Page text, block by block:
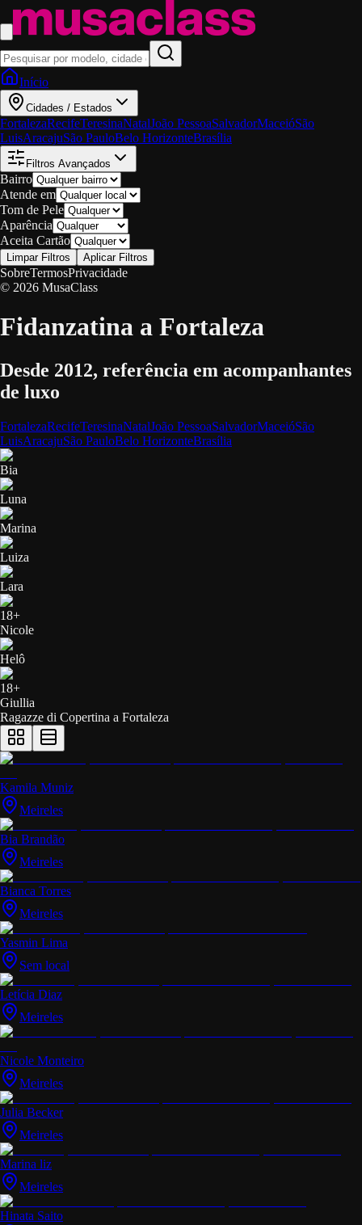
Início
Cidades / Estados
FortalezaRecifeTeresinaNatalJoão PessoaSalvadorMaceióSão
LuisAracajuSão PauloBelo HorizonteBrasília
Filtros Avançados
Bairro
Atende em
Tom de Pele
Aparência
Aceita Cartão
Limpar Filtros Aplicar Filtros
SobreTermosPrivacidade
© 2026 MusaClass
Fidanzatina a Fortaleza
Desde 2012, referência em acompanhantes
de luxo
FortalezaRecifeTeresinaNatalJoão PessoaSalvadorMaceióSão
LuisAracajuSão PauloBelo HorizonteBrasília
Bia
Luna
Marina
Luiza
Lara
18+
Nicole
Helô
18+
Giullia
Ragazze di Copertina a Fortaleza
Kamila Muniz
Meireles
Bia Brandão
Meireles
Bianca Torres
Meireles
Yasmin Lima
Sem local
Letícia Diaz
Meireles
Nicole Monteiro
Meireles
Julia Becker
Meireles
Marina liz
Meireles
Hinata Saito